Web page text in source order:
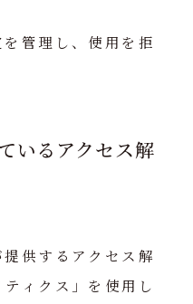
管理し、使用を拒
いるアクセス解
供するアクセス解
ィクス」を使用し